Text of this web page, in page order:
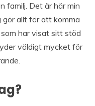
familj. Det är här min
gör allt för att komma
har visat sitt stöd
väldigt mycket för